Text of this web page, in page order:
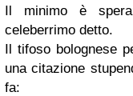
Il minimo è
celeberrimo detto.
Il tifoso bolognese
una citazione
fa: